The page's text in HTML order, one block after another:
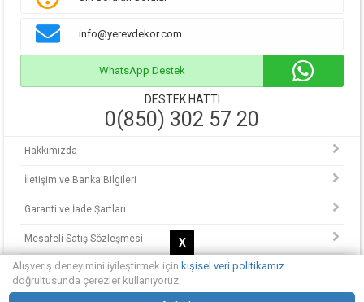
info@yerevdekor.com
WhatsApp Destek
DESTEK HATTI
0(850) 302 57 20
Hakkımızda
İletişim ve Banka Bilgileri
Garanti ve İade Şartları
Mesafeli Satış Sözleşmesi
KVKK Politikası
© Copyright 2013 - 2025.
Alışveriş deneyimini iyileştirmek için kişisel veri politikamız
doğrultusunda çerezler kullanıyoruz.
X